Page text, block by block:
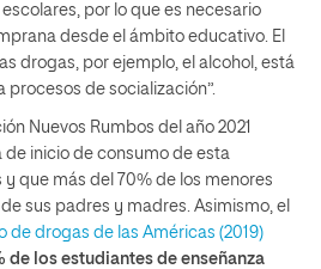
por lo que es necesario
desde el ámbito educativo. El
drogas, por ejemplo, el alcohol, está
procesos de socialización”.
Nuevos Rumbos del año 2021
inicio de consumo de esta
y que más del 70% de los menores
sus padres y madres. Asimismo, el
de drogas de las Américas (2019)
de los estudiantes de enseñanza